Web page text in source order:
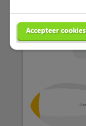
Accepteer cookies